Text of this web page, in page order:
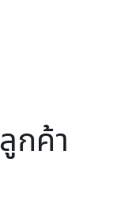
กค้า